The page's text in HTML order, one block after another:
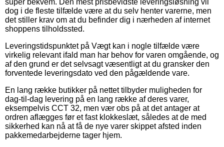
dog i de fleste tilfælde være at du selv henter varerne, men
det stiller krav om at du befinder dig i nærheden af internet
shoppens tilholdssted.
Leveringstidspunktet på Vægt kan i nogle tilfælde være
virkelig relevant ifald man har behov for varen omgående, og
af den grund er det selvsagt væsentligt at du gransker den
forventede leveringsdato ved den pågældende vare.
En lang række butikker på nettet tilbyder muligheden for
dag-til-dag levering på en lang række af deres varer,
eksempelvis CCT 32, men vær obs på at det antager at
ordren aflægges før et fast klokkeslæt, således at de med
sikkerhed kan nå at få de nye varer skippet afsted inden
pakkemedarbejderne tager hjem.